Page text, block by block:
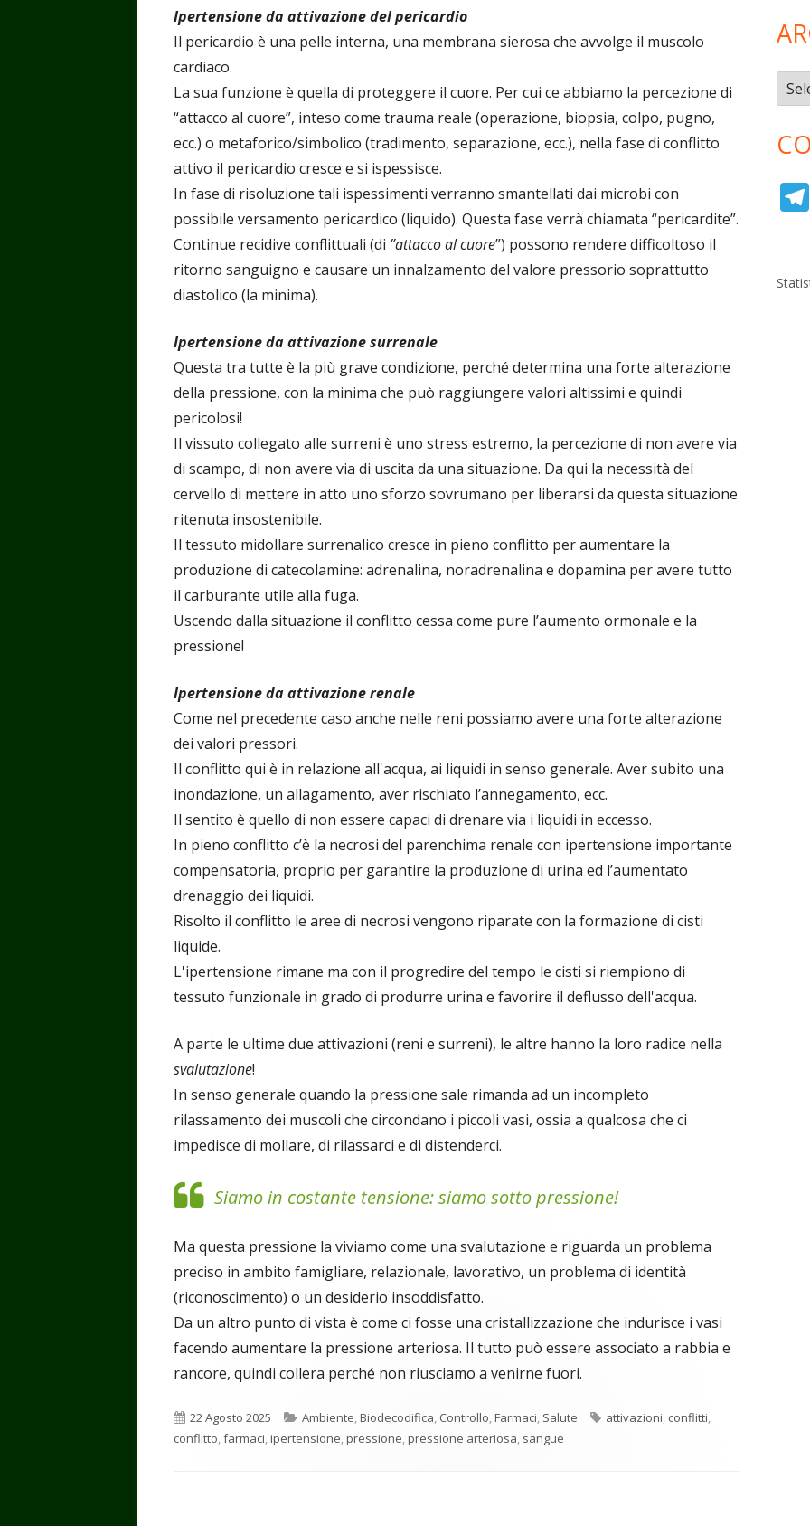
Ipertensione da attivazione del pericardio
Il pericardio è una pelle interna, una membrana sierosa che avvolge il muscolo
cardiaco.
La sua funzione è quella di proteggere il cuore. Per cui ce abbiamo la percezione di
“attacco al cuore”, inteso come trauma reale (operazione, biopsia, colpo, pugno,
ecc.) o metaforico/simbolico (tradimento, separazione, ecc.), nella fase di conflitto
attivo il pericardio cresce e si ispessisce.
In fase di risoluzione tali ispessimenti verranno smantellati dai microbi con
possibile versamento pericardico (liquido). Questa fase verrà chiamata “pericardite”.
Continue recidive conflittuali (di ”attacco al cuore”) possono rendere difficoltoso il
ritorno sanguigno e causare un innalzamento del valore pressorio soprattutto
diastolico (la minima).
Ipertensione da attivazione surrenale
Questa tra tutte è la più grave condizione, perché determina una forte alterazione
della pressione, con la minima che può raggiungere valori altissimi e quindi
pericolosi!
Il vissuto collegato alle surreni è uno stress estremo, la percezione di non avere via
di scampo, di non avere via di uscita da una situazione. Da qui la necessità del
cervello di mettere in atto uno sforzo sovrumano per liberarsi da questa situazione
ritenuta insostenibile.
Il tessuto midollare surrenalico cresce in pieno conflitto per aumentare la
produzione di catecolamine: adrenalina, noradrenalina e dopamina per avere tutto
il carburante utile alla fuga.
Uscendo dalla situazione il conflitto cessa come pure l’aumento ormonale e la
pressione!
Ipertensione da attivazione renale
Come nel precedente caso anche nelle reni possiamo avere una forte alterazione
dei valori pressori.
Il conflitto qui è in relazione all'acqua, ai liquidi in senso generale. Aver subito una
inondazione, un allagamento, aver rischiato l’annegamento, ecc.
Il sentito è quello di non essere capaci di drenare via i liquidi in eccesso.
In pieno conflitto c’è la necrosi del parenchima renale con ipertensione importante
compensatoria, proprio per garantire la produzione di urina ed l’aumentato
drenaggio dei liquidi.
Risolto il conflitto le aree di necrosi vengono riparate con la formazione di cisti
liquide.
L'ipertensione rimane ma con il progredire del tempo le cisti si riempiono di
tessuto funzionale in grado di produrre urina e favorire il deflusso dell'acqua.
A parte le ultime due attivazioni (reni e surreni), le altre hanno la loro radice nella
svalutazione!
In senso generale quando la pressione sale rimanda ad un incompleto
rilassamento dei muscoli che circondano i piccoli vasi, ossia a qualcosa che ci
impedisce di mollare, di rilassarci e di distenderci.
Siamo in costante tensione: siamo sotto pressione!
Ma questa pressione la viviamo come una svalutazione e riguarda un problema
preciso in ambito famigliare, relazionale, lavorativo, un problema di identità
(riconoscimento) o un desiderio insoddisfatto.
Da un altro punto di vista è come ci fosse una cristallizzazione che indurisce i vasi
facendo aumentare la pressione arteriosa. Il tutto può essere associato a rabbia e
rancore, quindi collera perché non riusciamo a venirne fuori.
Pubblicato
22 Agosto 2025 Categorie
Ambiente,Biodecodifica, Controllo,Farmaci, Salute Tag
attivazioni, conflitti,
conflitto,farmaci,ipertensione,pressione,pressione arteriosa, sangue